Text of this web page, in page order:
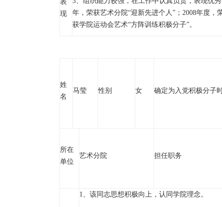
表
现
年，荣获艺术分院“迎新先进个人”；2008年度，
获学院运动会艺术“方阵训练积极分子”。
姓
名
马莹 性别 女 确定为入党积极分子
所在
单位
艺术分院 担任职务
1、该同志思想积极向上，认同学院理念。